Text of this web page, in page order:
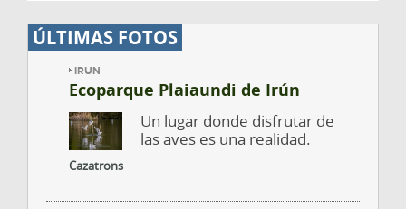
ÚLTIMAS FOTOS
IRUN
Ecoparque Plaiaundi de Irún
Un lugar donde disfrutar de
las aves es una realidad.
Cazatrons